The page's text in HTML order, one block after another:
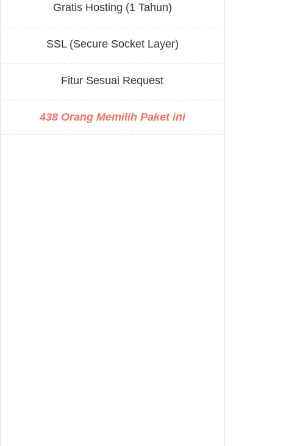
Gratis Hosting (1 Tahun)
SSL (Secure Socket Layer)
Fitur Sesuai Request
438 Orang Memilih Paket ini